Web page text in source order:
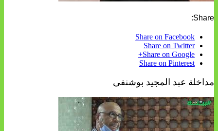
Share:
Share on Facebook
Share on Twitter
Share on Google+
Share on Pinterest
مداخلة عبد المجيد بوشنفى